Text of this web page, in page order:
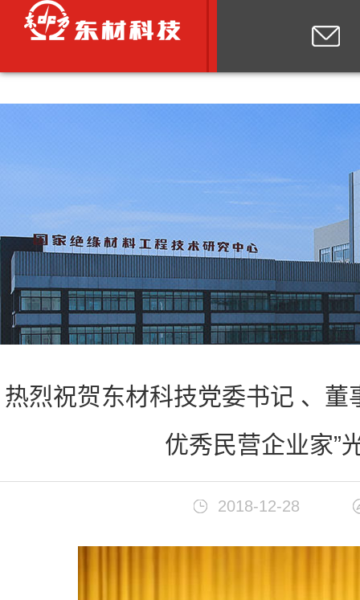
热烈祝贺东材科技党委书记 、董
优秀民营企业家”
2018-12-28